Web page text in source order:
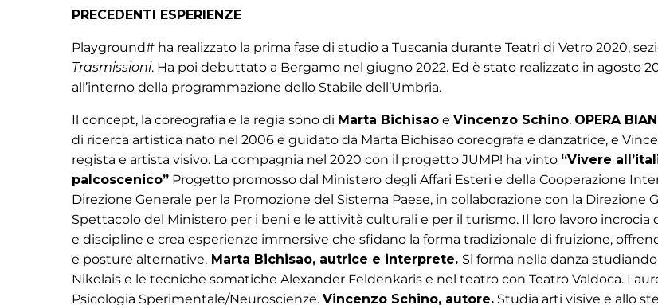
PRECEDENTI ESPERIENZE
Playground# ha realizzato la prima fase di studio a Tuscania durante Teatri di Vetro 2020,
Trasmissioni. Ha poi debuttato a Bergamo nel giugno 2022. Ed è stato realizzato in agosto
all’interno della programmazione dello Stabile dell’Umbria.
Il concept, la coreografia e la regia sono di Marta Bichisao e Vincenzo Schino. OPERA
di ricerca artistica nato nel 2006 e guidato da Marta Bichisao coreografa e danzatrice, e
regista e artista visivo. La compagnia nel 2020 con il progetto JUMP! ha vinto “Vivere
palcoscenico” Progetto promosso dal Ministero degli Affari Esteri e della Cooperazione
Direzione Generale per la Promozione del Sistema Paese, in collaborazione con la Direzione
Spettacolo del Ministero per i beni e le attività culturali e per il turismo. Il loro lavoro incrocia
e discipline e crea esperienze immersive che sfidano la forma tradizionale di fruizione,
e posture alternative. Marta Bichisao, autrice e interprete. Si forma nella danza
Nikolais e le tecniche somatiche Alexander Feldenkaris e nel teatro con Teatro Valdoca.
Psicologia Sperimentale/Neuroscienze. Vincenzo Schino, autore. Studia arti visive e allo